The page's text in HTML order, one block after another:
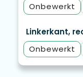
Onbewerkt
Linkerkant,
Onbewerkt